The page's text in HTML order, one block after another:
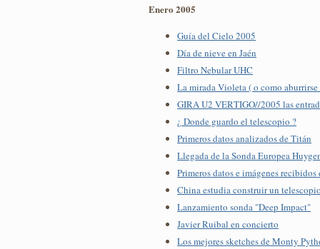
Enero 2005
Guía del Cielo 2005
Día de nieve en Jaén
Filtro Nebular UHC
La mirada Violeta ( o como
GIRA U2 VERTIGO//2005 las
¿ Donde guardo el telescopio ?
Primeros datos analizados de Titán
Llegada de la Sonda Europea
Primeros datos e imágenes
China estudia construir un
Lanzamiento sonda "Deep Impact"
Javier Ruibal en concierto
Los mejores sketches de Monty